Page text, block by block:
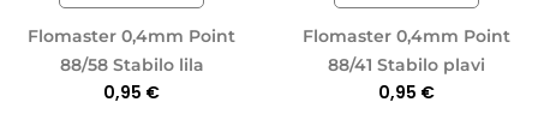
Flomaster 0,4mm Point
88/58 Stabilo lila
0,95 €
Flomaster 0,4mm Point
88/41 Stabilo plavi
0,95 €